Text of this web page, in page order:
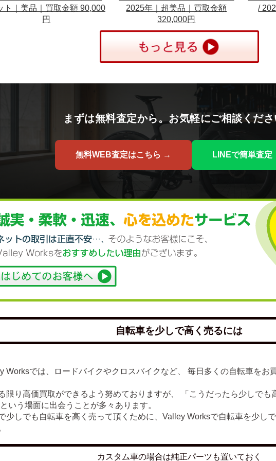
ト｜美品｜買取金額 90,000
円
2025年｜超美品｜買取金額
320,000円
/
まずは無料査定から。お気軽にご相談くださ
無料WEB査定はこちら → LINEで簡単査定
自転車を少しで高く売るには
Worksでは、ロードバイクやクロスバイクなど、 毎日多くの自転車をお
限り高価買取ができるよう努めておりますが、 「こうだったら少しでも
いう場面に出会うことが多々あります。
少しでも自転車を高く売って頂くために、Valley Worksで自転車を少し
カスタム車の場合は純正パーツも置いておく